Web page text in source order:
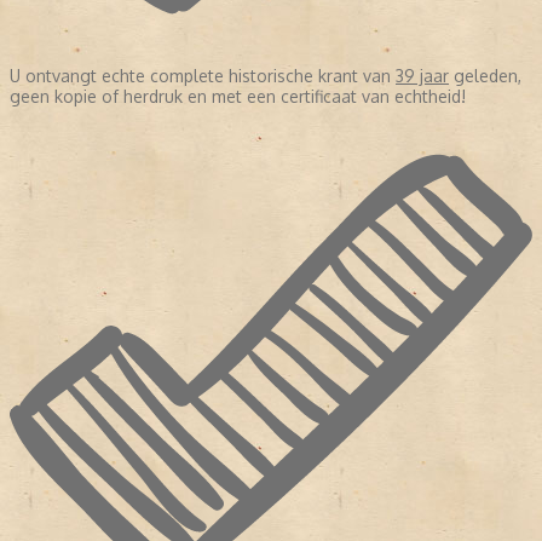
U ontvangt echte complete historische krant van 39 jaar geleden,
geen kopie of herdruk en met een certificaat van echtheid!